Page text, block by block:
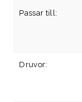
Passar till:
Druvor: